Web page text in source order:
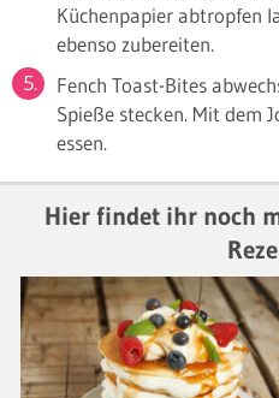
Küchenpapier abtropfen
ebenso zubereiten.
Fench Toast-Bites
Spieße stecken. Mit dem
essen.
Hier findet ihr noch